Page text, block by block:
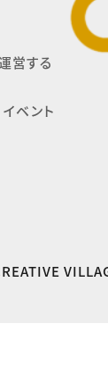
営する
ベント